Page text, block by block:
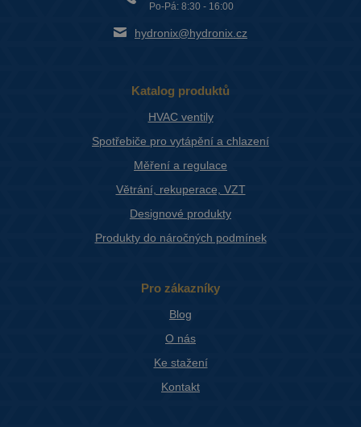
Po-Pá: 8:30 - 16:00
hydronix@hydronix.cz
Katalog produktů
HVAC ventily
Spotřebiče pro vytápění a chlazení
Měření a regulace
Větrání, rekuperace, VZT
Designové produkty
Produkty do náročných podmínek
Pro zákazníky
Blog
O nás
Ke stažení
Kontakt